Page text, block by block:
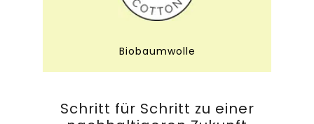
Biobaumwolle
Schritt für Schritt zu einer